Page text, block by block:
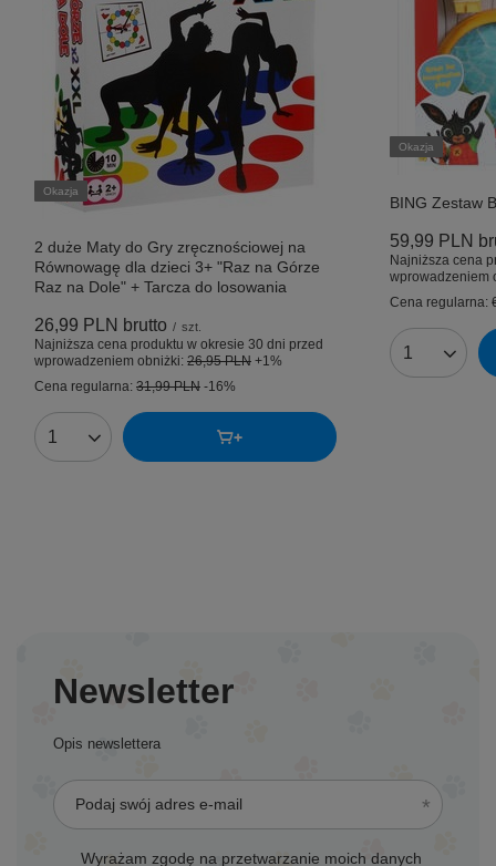
Okazja
2 duże Maty do Gry zręcznościowej na
Równowagę dla dzieci 3+ "Raz na Górze
Raz na Dole" + Tarcza do losowania
26,99 PLN brutto / szt.
Najniższa cena produktu w okresie 30 dni przed
wprowadzeniem obniżki: 26,95 PLN +1%
Cena regularna: 31,99 PLN -16%
Ilość produktów
Okazja
BING Zestaw
59,99 PLN
Najniższa cena
wprowadzeniem
Cena regularna:
Ilość
Newsletter
Opis newslettera
Podaj swój adres e-mail
Wyrażam zgodę na przetwarzanie moich danych